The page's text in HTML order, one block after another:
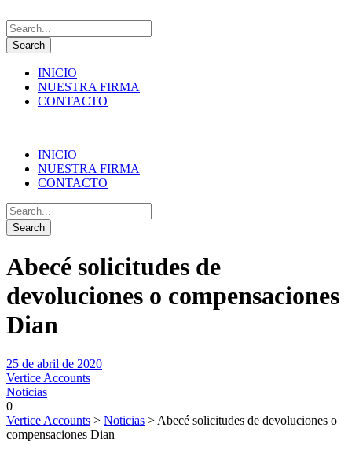
INICIO
NUESTRA FIRMA
CONTACTO
INICIO
NUESTRA FIRMA
CONTACTO
Abecé solicitudes de
devoluciones o compensaciones
Dian
25 de abril de 2020
Vertice Accounts
Noticias
0
Vertice Accounts > Noticias > Abecé solicitudes de devoluciones o
compensaciones Dian